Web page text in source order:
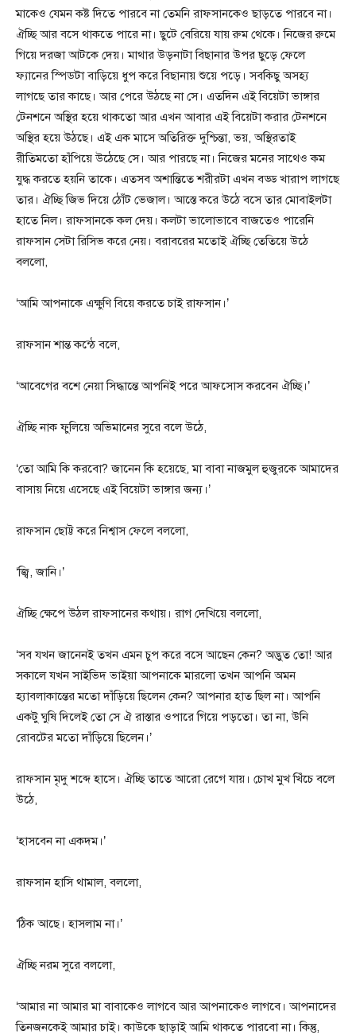
মাকেও যেমন কষ্ট দিতে পারবে না তেমনি রাফসানকেও ছাড়তে পারবে না।
ঐচ্ছি আর বসে থাকতে পারে না। ছুটে বেরিয়ে যায় রুম থেকে। নিজের রুমে
গিয়ে দরজা আটকে দেয়। মাথার উড়নাটা বিছানার উপর ছুড়ে ফেলে
ফ্যানের স্পিডটা বাড়িয়ে ধুপ করে বিছানায় শুয়ে পড়ে। সবকিছু অসহ্য
লাগছে তার কাছে। আর পেরে উঠছে না সে। এতদিন এই বিয়েটা ভাঙ্গার
টেনশনে অস্থির হয়ে থাকতো আর এখন আবার এই বিয়েটা করার টেনশনে
অস্থির হয়ে উঠছে। এই এক মাসে অতিরিক্ত দুশ্চিন্তা, ভয়, অস্থিরতাই
রীতিমতো হাঁপিয়ে উঠেছে সে। আর পারছে না। নিজের মনের সাথেও কম
যুদ্ধ করতে হয়নি তাকে। এতসব অশান্তিতে শরীরটা এখন বড্ড খারাপ লাগছে
তার। ঐচ্ছি জিভ দিয়ে ঠোঁট ভেজাল। আস্তে করে উঠে বসে তার মোবাইলটা
হাতে নিল। রাফসানকে কল দেয়। কলটা ভালোভাবে বাজতেও পারেনি
রাফসান সেটা রিসিভ করে নেয়। বরাবরের মতোই ঐচ্ছি তেতিয়ে উঠে
বললো,
‘আমি আপনাকে এক্ষুণি বিয়ে করতে চাই রাফসান।’
রাফসান শান্ত কন্ঠে বলে,
‘আবেগের বশে নেয়া সিদ্ধান্তে আপনিই পরে আফসোস করবেন ঐচ্ছি।’
ঐচ্ছি নাক ফুলিয়ে অভিমানের সুরে বলে উঠে,
‘তো আমি কি করবো? জানেন কি হয়েছে, মা বাবা নাজমুল হুজুরকে আমাদের
বাসায় নিয়ে এসেছে এই বিয়েটা ভাঙ্গার জন্য।’
রাফসান ছোট্ট করে নিশ্বাস ফেলে বললো,
‘জ্বি, জানি।’
ঐচ্ছি ক্ষেপে উঠল রাফসানের কথায়। রাগ দেখিয়ে বললো,
‘সব যখন জানেনই তখন এমন চুপ করে বসে আছেন কেন? অদ্ভুত তো! আর
সকালে যখন সাইভিদ ভাইয়া আপনাকে মারলো তখন আপনি অমন
হ্যাবলাকান্তের মতো দাঁড়িয়ে ছিলেন কেন? আপনার হাত ছিল না। আপনি
একটু ঘুষি দিলেই তো সে ঐ রাস্তার ওপারে গিয়ে পড়তো। তা না, উনি
রোবটের মতো দাঁড়িয়ে ছিলেন।’
রাফসান মৃদু শব্দে হাসে। ঐচ্ছি তাতে আরো রেগে যায়। চোখ মুখ খিঁচে বলে
উঠে,
‘হাসবেন না একদম।’
রাফসান হাসি থামাল, বললো,
‘ঠিক আছে। হাসলাম না।’
ঐচ্ছি নরম সুরে বললো,
‘আমার না আমার মা বাবাকেও লাগবে আর আপনাকেও লাগবে। আপনাদের
তিনজনকেই আমার চাই। কাউকে ছাড়াই আমি থাকতে পারবো না। কিন্তু,